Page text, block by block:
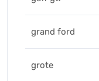
grand ford
grote